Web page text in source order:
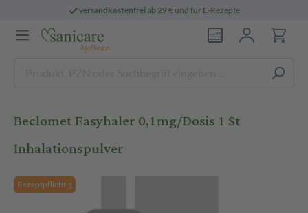
versandkostenfreiab 29 € und für E-Rezepte
Beclomet Easyhaler 0,1mg/Dosis 1 St
Inhalationspulver
Rezeptpflichtig